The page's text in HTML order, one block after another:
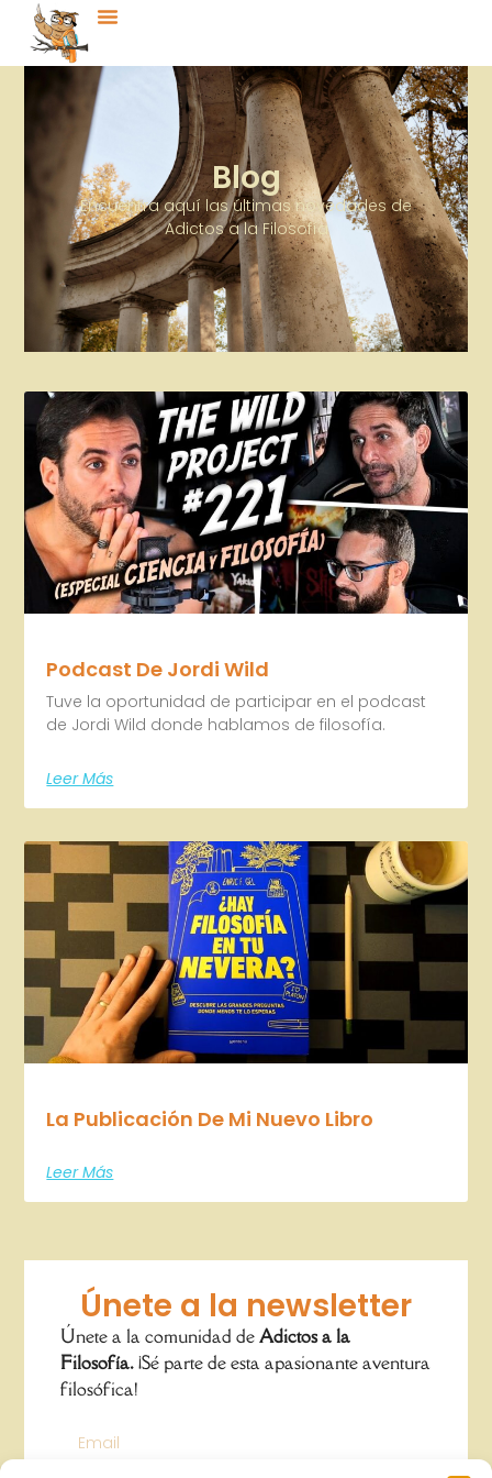
Blog
Encuentra aquí las últimas novedades de
Adictos a la Filosofía
Podcast De Jordi Wild
Tuve la oportunidad de participar en el podcast
de Jordi Wild donde hablamos de filosofía.
Leer Más
La Publicación De Mi Nuevo Libro
Leer Más
Únete a la newsletter
Únete a la comunidad deAdictos a la
Filosofía.¡Sé parte de esta apasionante aventura
filosófica!